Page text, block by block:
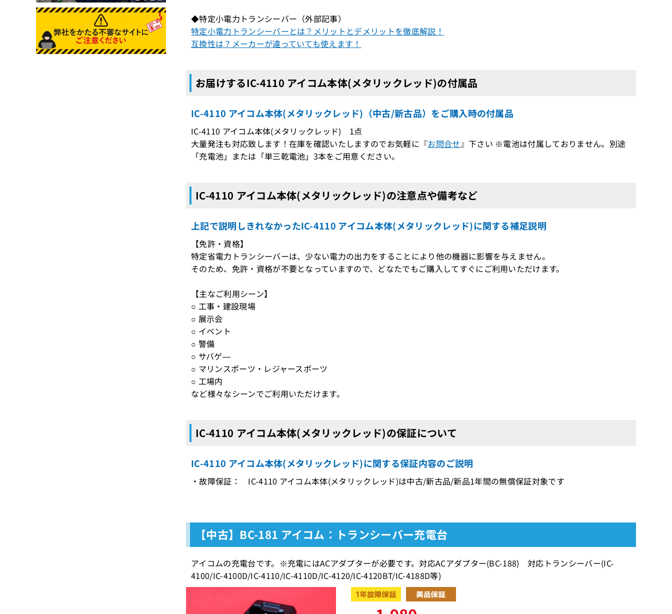
◆特定小電力トランシーバー（外部記事）
特定小電力トランシーバーとは？メリットとデメリットを徹底解説！
互換性は？メーカーが違っていても使えます！
お届けするIC-4110 アイコム本体(メタリックレッド)の付属品
IC-4110 アイコム本体(メタリックレッド)（中古/新古品）をご購入時の付属品
IC-4110 アイコム本体(メタリックレッド) 1点
大量発注も対応致します！在庫を確認いたしますのでお気軽に『お問合せ』下さい ※電池は付属しておりません。別途
「充電池」または「単三乾電池」3本をご用意ください。
IC-4110 アイコム本体(メタリックレッド)の注意点や備考など
上記で説明しきれなかったIC-4110 アイコム本体(メタリックレッド)に関する補足説明
【免許・資格】
特定省電力トランシーバーは、少ない電力の出力をすることにより他の機器に影響を与えません。
そのため、免許・資格が不要となっていますので、どなたでもご購入してすぐにご利用いただけます。
【主なご利用シーン】
○ 工事・建設現場
○ 展示会
○ イベント
○ 警備
○ サバゲ―
○ マリンスポーツ・レジャースポーツ
○ 工場内
など様々なシーンでご利用いただけます。
IC-4110 アイコム本体(メタリックレッド)の保証について
IC-4110 アイコム本体(メタリックレッド)に関する保証内容のご説明
・故障保証： IC-4110 アイコム本体(メタリックレッド)は中古/新古品/新品1年間の無償保証対象です
【中古】BC-181 アイコム：トランシーバー充電台
アイコムの充電台です。※充電にはACアダプターが必要です。対応ACアダプター(BC-188) 対応トランシーバー(IC-
4100/IC-4100D/IC-4110/IC-4110D/IC-4120/IC-4120BT/IC-4188D等)